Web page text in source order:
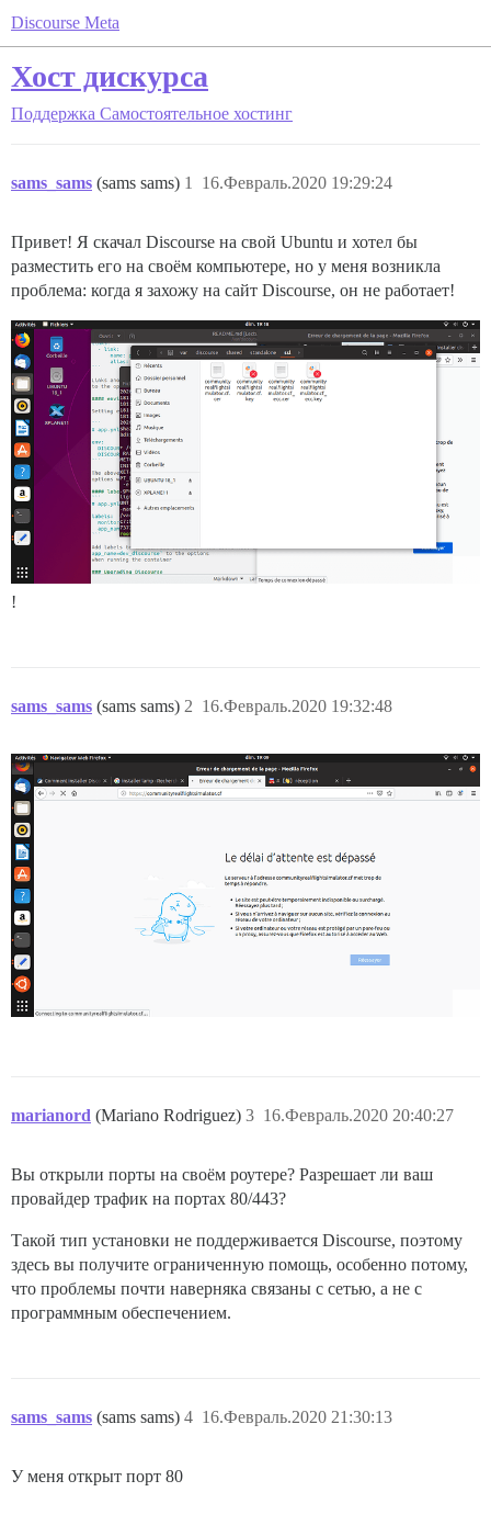
Discourse Meta
Хост дискурса
Поддержка Самостоятельное хостинг
sams_sams (sams sams) 16.Февраль.2020 19:29:24
1
Привет! Я скачал Discourse на свой Ubuntu и хотел бы
разместить его на своём компьютере, но у меня возникла
проблема: когда я захожу на сайт Discourse, он не работает!
!
sams_sams (sams sams) 16.Февраль.2020 19:32:48
2
marianord (Mariano Rodriguez) 16.Февраль.2020 20:40:27
3
Вы открыли порты на своём роутере? Разрешает ли ваш
провайдер трафик на портах 80/443?
Такой тип установки не поддерживается Discourse, поэтому
здесь вы получите ограниченную помощь, особенно потому,
что проблемы почти наверняка связаны с сетью, а не с
программным обеспечением.
sams_sams (sams sams) 16.Февраль.2020 21:30:13
4
У меня открыт порт 80